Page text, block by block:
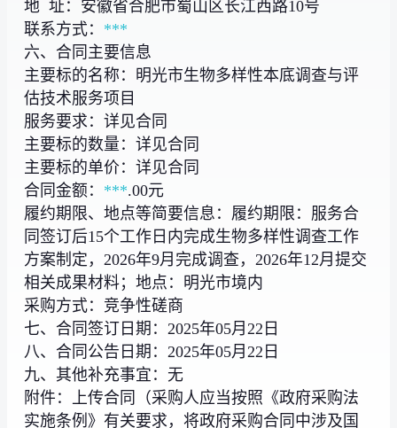
地 址：安徽省合肥市蜀山区长江西路10号
联系方式： ***
六、合同主要信息
主要标的名称：明光市生物多样性本底调查与评
估技术服务项目
服务要求：详见合同
主要标的数量：详见合同
主要标的单价：详见合同
合同金额： ***.00元
履约期限、地点等简要信息：履约期限：服务合
同签订后15个工作日内完成生物多样性调查工作
方案制定，2026年9月完成调查，2026年12月提交
相关成果材料；地点：明光市境内
采购方式：竞争性磋商
七、合同签订日期：2025年05月22日
八、合同公告日期：2025年05月22日
九、其他补充事宜：无
附件：上传合同（采购人应当按照《政府采购法
实施条例》有关要求，将政府采购合同中涉及国